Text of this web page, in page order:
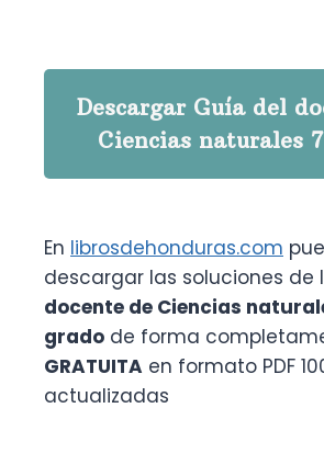
Descargar Guía del
Ciencias naturales
En librosdehonduras.com
descargar las soluciones de
docente de Ciencias
grado de forma
GRATUITA en formato PDF
actualizadas